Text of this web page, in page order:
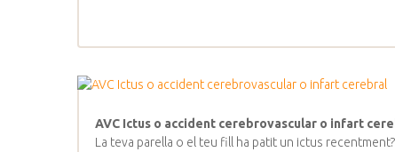
AVC Ictus o accident cerebrovascular o infart
La teva parella o el teu fill ha patit un ictus